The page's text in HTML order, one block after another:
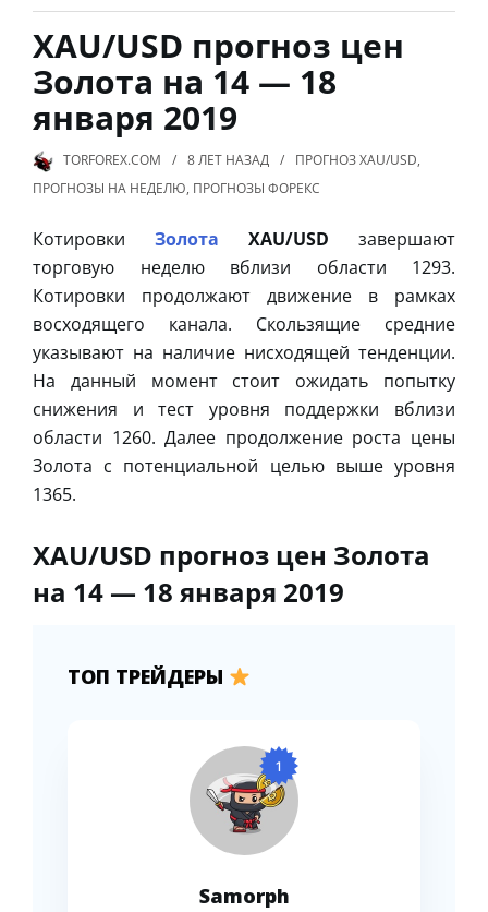
XAU/USD прогноз цен
Золота на 14 — 18
января 2019
TORFOREX.COM 8 ЛЕТ НАЗАД ПРОГНОЗ XAU/USD,
ПРОГНОЗЫ НА НЕДЕЛЮ, ПРОГНОЗЫ ФОРЕКС
Котировки Золота XAU/USD завершают
торговую неделю вблизи области 1293.
Котировки продолжают движение в рамках
восходящего канала. Скользящие средние
указывают на наличие нисходящей тенденции.
На данный момент стоит ожидать попытку
снижения и тест уровня поддержки вблизи
области 1260. Далее продолжение роста цены
Золота с потенциальной целью выше уровня
1365.
XAU/USD прогноз цен Золота
на 14 — 18 января 2019
ТОП ТРЕЙДЕРЫ
1
Samorph